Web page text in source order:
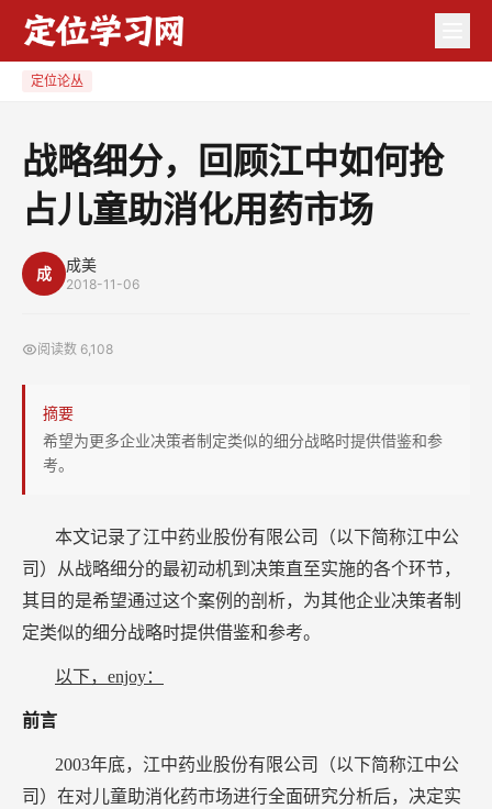
定位论丛
战略细分，回顾江中如何抢
占儿童助消化用药市场
成 成美
2018-11-06
阅读数 6,108
摘要
希望为更多企业决策者制定类似的细分战略时提供借鉴和参
考。
本文记录了江中药业股份有限公司（以下简称江中公
司）从战略细分的最初动机到决策直至实施的各个环节，
其目的是希望通过这个案例的剖析，为其他企业决策者制
定类似的细分战略时提供借鉴和参考。
以下，enjoy：
前言
2003年底，江中药业股份有限公司（以下简称江中公
司）在对儿童助消化药市场进行全面研究分析后，决定实